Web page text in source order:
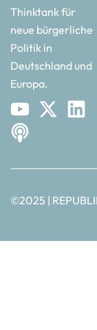
Thinktank für
neue bürgerliche
Politik in
Deutschland und
Europa.
©2025 |